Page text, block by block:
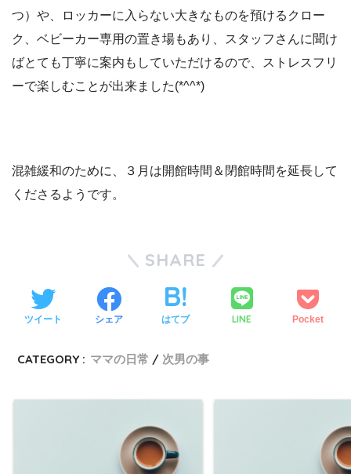
つ）や、ロッカーに入らない大きなものを預けるクロー
ク、ベビーカー専用の置き場もあり、スタッフさんに聞け
ばとても丁寧に案内もしていただけるので、ストレスフリ
ーで楽しむことが出来ました(*^^*)
混雑緩和のために、３月は開館時間＆閉館時間を延長して
くださるようです。
SHARE
ツイート シェア はてブ LINE Pocket
CATEGORY : ママの日常 次男の事